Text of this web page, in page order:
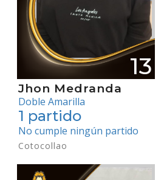
13
Jhon Medranda
Doble Amarilla
1 partido
No cumple ningún partido
Cotocollao